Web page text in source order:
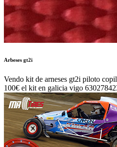
100€ el kit en galicia vigo 630278423